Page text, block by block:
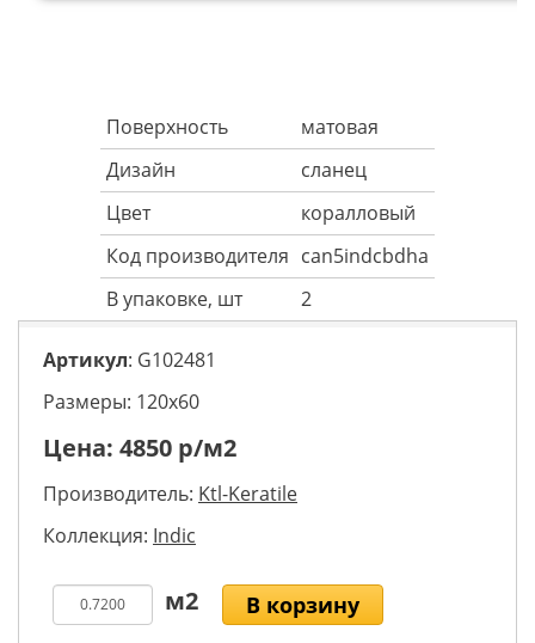
Поверхность
матовая
Дизайн
сланец
Цвет
коралловый
Код производителя can5indcbdha
В упаковке, шт
2
Артикул: G102481
Размеры: 120х60
Цена: 4850 р/м2
Производитель: Ktl-Keratile
Коллекция: Indic
В корзину